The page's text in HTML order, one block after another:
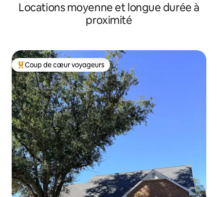
Locations moyenne et longue durée à
proximité
Coups de cœur voyageurs les plus appréciés
Coup de cœur voyageurs